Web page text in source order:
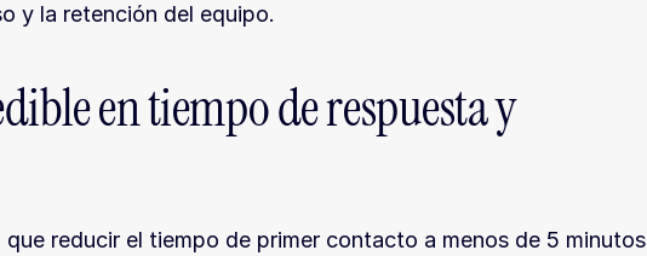
y la retención del equipo.
en tiempo de respuesta y
reducir el tiempo de primer contacto a menos de 5 minutos